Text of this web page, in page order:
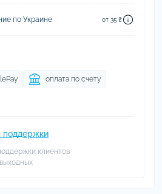
по Украине от 35 ₴
оплата по счету
клиентов